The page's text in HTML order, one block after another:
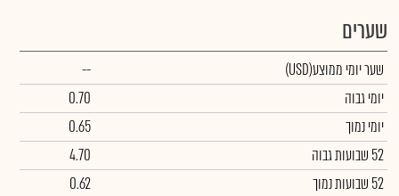
שערים
שער יומי ממוצע(USD)
--
יומי גבוה
0.70
יומי נמוך
0.65
52 שבועות גבוה
4.70
52 שבועות נמוך
0.62